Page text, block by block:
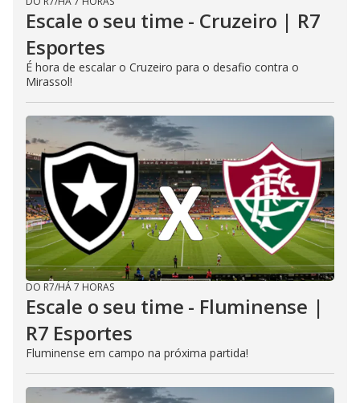
Escale o seu time - Cruzeiro | R7
Esportes
É hora de escalar o Cruzeiro para o desafio contra o
Mirassol!
DO R7/HÁ 7 HORAS
Escale o seu time - Fluminense |
R7 Esportes
Fluminense em campo na próxima partida!